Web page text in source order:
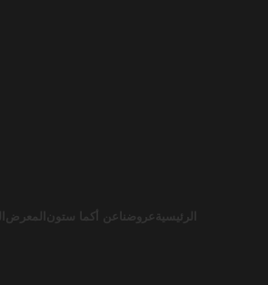
الرئيسية عروضنا عن أكما ستون المعرض